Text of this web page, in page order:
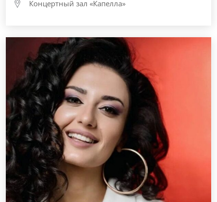
Концертный зал «Капелла»